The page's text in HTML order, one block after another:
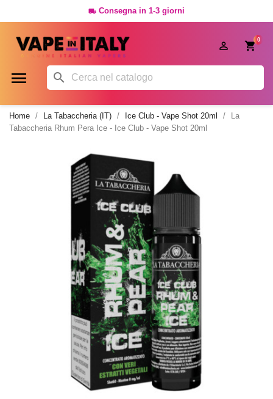
 Consegna in 1-3 giorni
0

 
Home La Tabaccheria (IT) Ice Club - Vape Shot 20ml
La
Tabaccheria Rhum Pera Ice - Ice Club - Vape Shot 20ml